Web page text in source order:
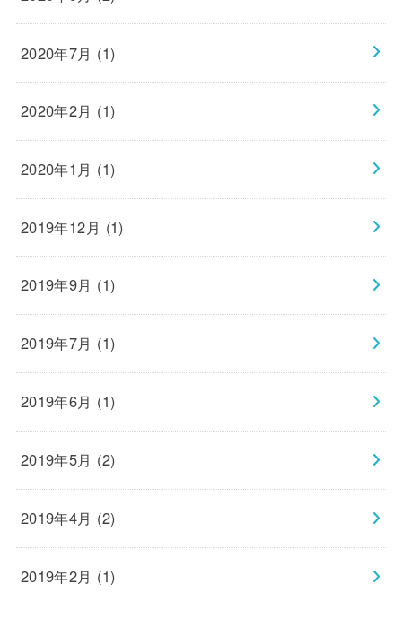
2020年7月 (1)
2020年2月 (1)
2020年1月 (1)
2019年12月 (1)
2019年9月 (1)
2019年7月 (1)
2019年6月 (1)
2019年5月 (2)
2019年4月 (2)
2019年2月 (1)